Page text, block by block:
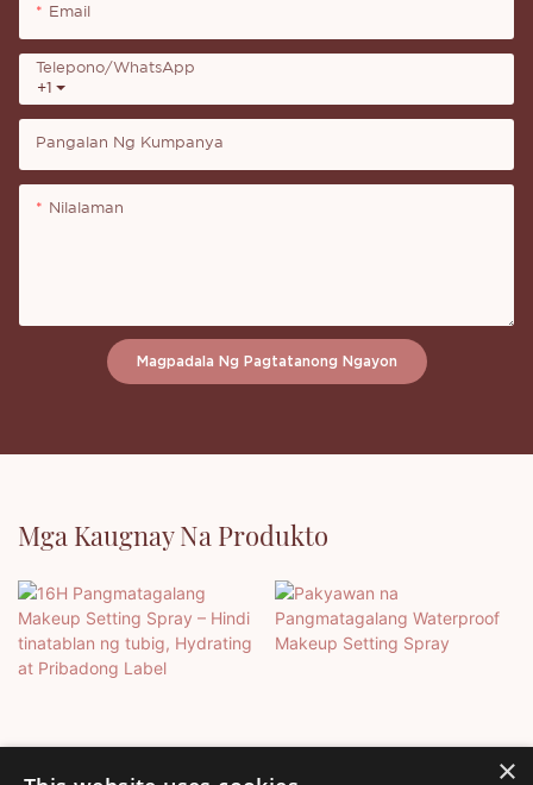
Email
+1
Telepono/whatsApp
Pangalan Ng Kumpanya
Nilalaman
Magpadala Ng Pagtatanong Ngayon
Mga Kaugnay Na Produkto
×